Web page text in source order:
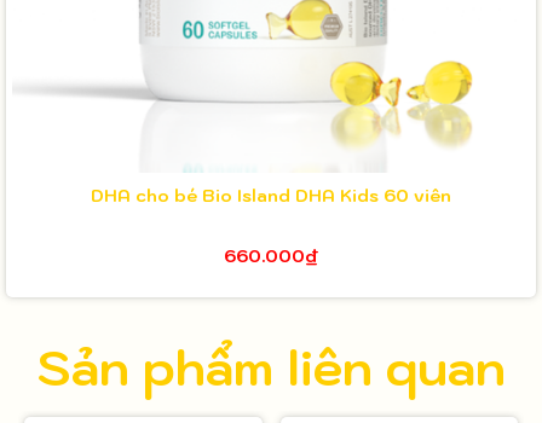
DHA cho bé Bio Island DHA Kids 60 viên
660.000₫
Sản phẩm liên quan